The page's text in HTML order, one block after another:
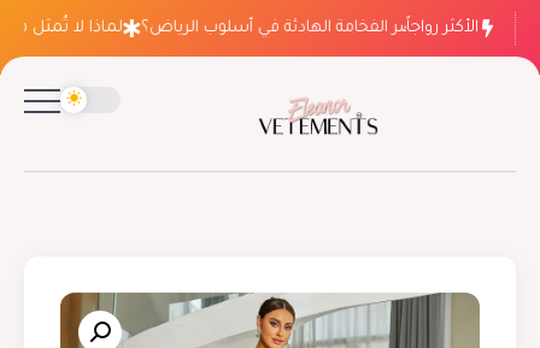
الأكثر رواجاً
لماذا ينتصر الفخامة الهادئة في أسلوب الرياض؟ لماذا لا تُمثل